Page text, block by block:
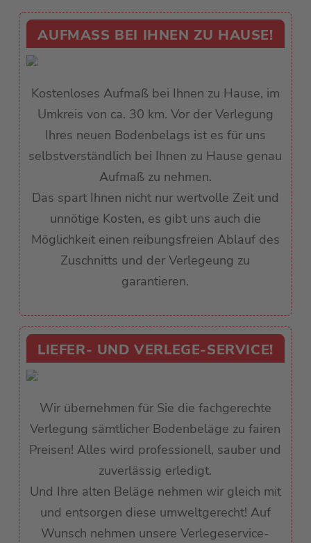
AUFMASS BEI IHNEN ZU HAUSE!
Kostenloses Aufmaß bei Ihnen zu Hause, im
Umkreis von ca. 30 km. Vor der Verlegung
Ihres neuen Bodenbelags ist es für uns
selbstverständlich bei Ihnen zu Hause genau
Aufmaß zu nehmen.
Das spart Ihnen nicht nur wertvolle Zeit und
unnötige Kosten, es gibt uns auch die
Möglichkeit einen reibungsfreien Ablauf des
Zuschnitts und der Verlegeung zu
garantieren.
LIEFER- UND VERLEGE-SERVICE!
Wir übernehmen für Sie die fachgerechte
Verlegung sämtlicher Bodenbeläge zu fairen
Preisen! Alles wird professionell, sauber und
zuverlässig erledigt.
Und Ihre alten Beläge nehmen wir gleich mit
und entsorgen diese umweltgerecht! Auf
Wunsch nehmen unsere Verlegeservice-